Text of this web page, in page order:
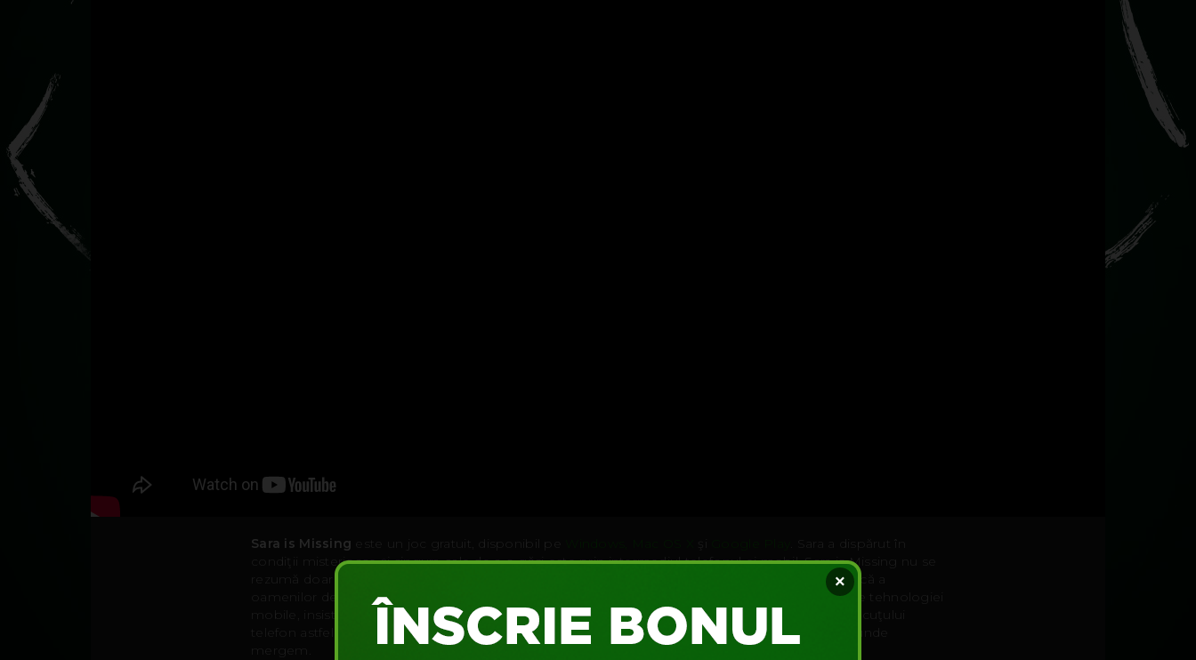
×
Sara is Missing este un joc gratuit, disponibil pe
. Sara a dispărut în
condiţii misterioase şi singura cale de a o găsi este prin intermediul telefonul ei mobil. Sara is Missing nu se
rezumă doar la atât – în fapt, în spatele poveştii se află plăcerea naturală şi deopotrivă voyeuristică a
oamenilor de a scotoci prin viaţa personală a celor din jur. Povestea explorează totodată ororile tehnologiei
mobile, insistând asupra cantităţii impresionante de informaţii pe care o adunăm în sistemul micuţului
telefon astfel încât oricine îşi poate da seama, cu o simplă atingere a ecranului, cine suntem şi unde
mergem.